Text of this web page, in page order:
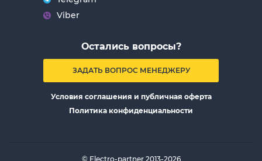
Viber
Остались вопросы?
ЗАДАТЬ ВОПРОС МЕНЕДЖЕРУ
Условия соглашения и публичная оферта
Политика конфиденциальности
© Electro-partner 2013-2026